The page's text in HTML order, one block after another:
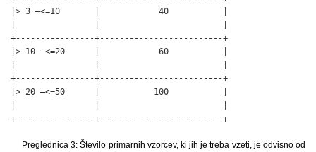
|> 3 –<=10       |            40           |
+----------------+-------------------------+
|> 10 –<=20      |            60           |
+----------------+-------------------------+
|> 20 –<=50      |           100           |
+----------------+-------------------------+
Preglednica 3: Število primarnih vzorcev, ki jih je treba vzeti, je odvisno od